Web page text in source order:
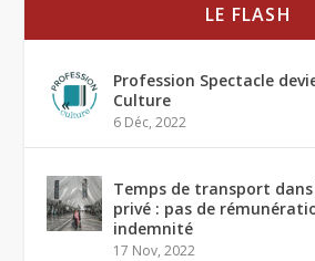
LE FLASH
Profession Spectacle
Culture
6 Déc, 2022
Temps de transport
privé : pas de
indemnité
17 Nov, 2022